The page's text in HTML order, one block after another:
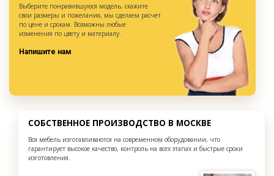
Выберите понравившуюся модель, скажите
свои размеры и пожелания, мы сделаем расчет
по цене и срокам. Возможны любые
изменения по цвету и материалу.
Напишите нам
СОБСТВЕННОЕ ПРОИЗВОДСТВО В МОСКВЕ
Вся мебель изготавливаются на современном оборудовании, что
гарантирует высокое качество, контроль на всех этапах и быстрые сроки
изготовления.